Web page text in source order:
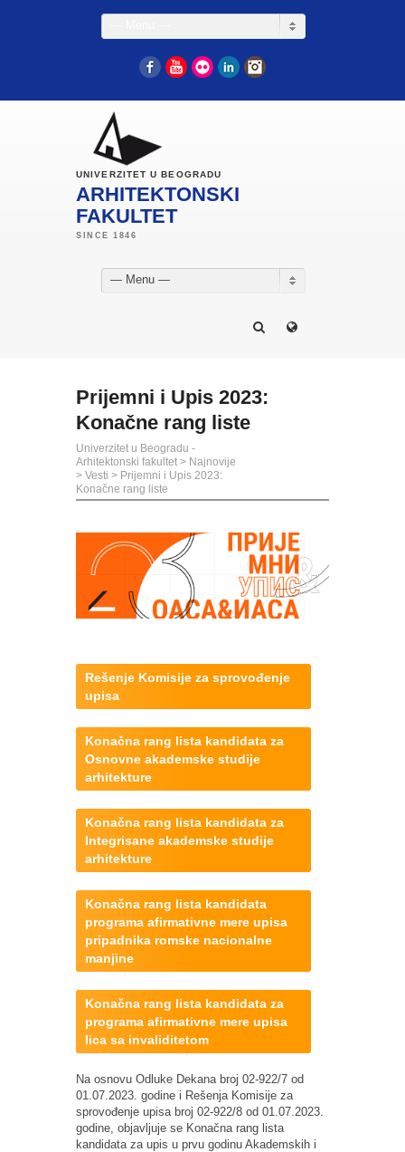
FacebookYouTube
Flickr LinkedIn
UNIVERZITET U BEOGRADU
ARHITEKTONSKI
FAKULTET
— Menu —
Prijemni i Upis 2023:
Konačne rang liste
Univerzitet u Beogradu -
Arhitektonski fakultet > Najnovije
> Vesti > Prijemni i Upis 2023:
Konačne rang liste
Rešenje Komisije za sprovođenje
upisa
Konačna rang lista kandidata za
Osnovne akademske studije
arhitekture
Konačna rang lista kandidata za
Integrisane akademske studije
arhitekture
Konačna rang lista kandidata
programa afirmativne mere upisa
pripadnika romske nacionalne
manjine
Konačna rang lista kandidata za
programa afirmativne mere upisa
lica sa invaliditetom
Na osnovu Odluke Dekana broj 02-922/7 od
01.07.2023. godine i Rešenja Komisije za
sprovođenje upisa broj 02-922/8 od 01.07.2023.
godine, objavljuje se Konačna rang lista
kandidata za upis u prvu godinu Akademskih i